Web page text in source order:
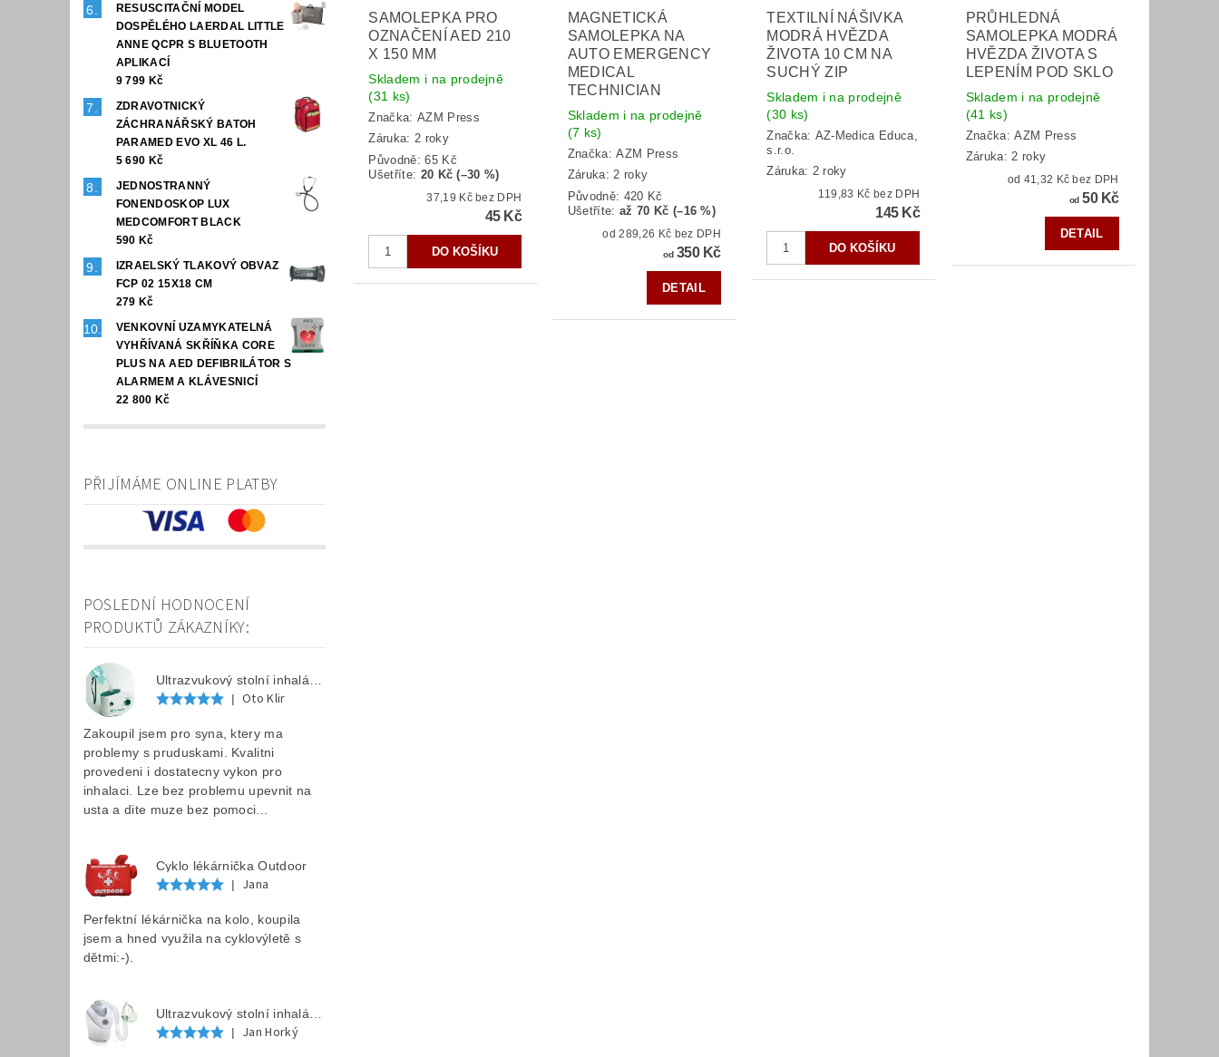
RESUSCITAČNÍ MODEL
DOSPĚLÉHO LAERDAL LITTLE
ANNE QCPR S BLUETOOTH
APLIKACÍ
9 799 Kč
ZDRAVOTNICKÝ
ZÁCHRANÁŘSKÝ BATOH
PARAMED EVO XL 46 L.
5 690 Kč
JEDNOSTRANNÝ
FONENDOSKOP LUX
MEDCOMFORT BLACK
590 Kč
IZRAELSKÝ TLAKOVÝ OBVAZ
FCP 02 15X18 CM
279 Kč
VENKOVNÍ UZAMYKATELNÁ
VYHŘÍVANÁ SKŘÍŇKA CORE
PLUS NA AED DEFIBRILÁTOR S
ALARMEM A KLÁVESNICÍ
22 800 Kč
PŘIJÍMÁME ONLINE PLATBY
POSLEDNÍ HODNOCENÍ
PRODUKTŮ ZÁKAZNÍKY:
Ultrazvukový stolní inhalátor F 202
| Oto Klir
Zakoupil jsem pro syna, ktery ma
problemy s pruduskami. Kvalitni
provedeni i dostatecny vykon pro
inhalaci. Lze bez problemu upevnit na
usta a dite muze bez pomoci...
Cyklo lékárnička Outdoor
|
Jana
Perfektní lékárnička na kolo, koupila
jsem a hned využila na cyklovýletě s
dětmi:-).
Ultrazvukový stolní inhalátor LAICA MD6026P
|
Jan Horký
SAMOLEPKA PRO
OZNAČENÍ AED 210
X 150 MM
Skladem i na prodejně
(31 ks)
Značka: AZM Press
Záruka: 2 roky
Původně:65 Kč
Ušetříte: 20 Kč (–30 %)
37,19 Kč bez DPH
45 Kč
MAGNETICKÁ
SAMOLEPKA NA
AUTO EMERGENCY
MEDICAL
TECHNICIAN
Skladem i na prodejně
(7 ks)
Značka:AZM Press
Záruka: 2 roky
Původně: 420 Kč
Ušetříte:až 70 Kč (–16 %)
od 289,26 Kč bez DPH
od350 Kč
DETAIL
TEXTILNÍ NÁŠIVKA
MODRÁ HVĚZDA
ŽIVOTA 10 CM NA
SUCHÝ ZIP
Skladem i na prodejně
(30 ks)
Značka: AZ-Medica Educa,
s.r.o.
Záruka: 2 roky
119,83 Kč bez DPH
145 Kč
PRŮHLEDNÁ
SAMOLEPKA MODRÁ
HVĚZDA ŽIVOTA S
LEPENÍM POD SKLO
Skladem i na prodejně
(41 ks)
Značka:AZM Press
Záruka: 2 roky
od 41,32 Kč bez DPH
od50 Kč
DETAIL